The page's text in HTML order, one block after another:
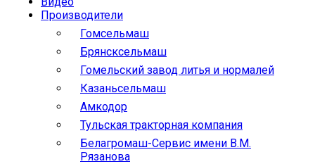
Производители
Гомсельмаш
Брянсксельмаш
Гомельский завод литья и нормалей
Казаньсельмаш
Амкодор
Тульская тракторная компания
Белагромаш-Сервис имени В.М.
Рязанова